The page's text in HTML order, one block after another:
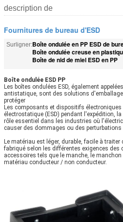
description de
Fournitures de bureau d'ESD
Surligner:Boîte ondulée en PP ESD de
Boîte ondulée creuse en
Boîte de nid de miel ESD en PP
Boîte ondulée ESD PP
Les boîtes ondulées ESD, également
antistatique, sont des solutions
protéger
Les composants et dispositifs électroniques
électrostatique (ESD) pendant l'expédition,
rôle essentiel dans les industries où
causer des dommages ou des
Le matériau est léger, durable, facile à
fabriqué selon les différentes exigences des
accessoires tels que le manche, le
matériau conducteur / non conducteur.